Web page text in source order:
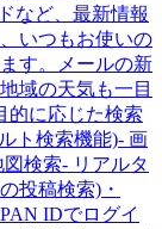
など、最新情報
いつもお使いの
す。メールの新
域の天気も一目
的に応じた検索
ト検索機能)- 画
検索- リアルタ
投稿検索)・
IDでログイ